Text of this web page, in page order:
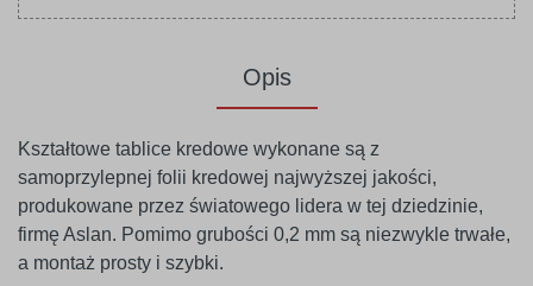
Opis
Kształtowe tablice kredowe wykonane są z
samoprzylepnej folii kredowej najwyższej jakości,
produkowane przez światowego lidera w tej dziedzinie,
firmę Aslan. Pomimo grubości 0,2 mm są niezwykle trwałe,
a montaż prosty i szybki.